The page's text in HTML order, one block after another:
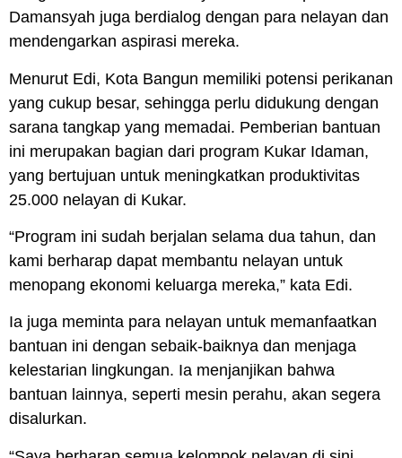
Damansyah juga berdialog dengan para nelayan dan
mendengarkan aspirasi mereka.
Menurut Edi, Kota Bangun memiliki potensi perikanan
yang cukup besar, sehingga perlu didukung dengan
sarana tangkap yang memadai. Pemberian bantuan
ini merupakan bagian dari program Kukar Idaman,
yang bertujuan untuk meningkatkan produktivitas
25.000 nelayan di Kukar.
“Program ini sudah berjalan selama dua tahun, dan
kami berharap dapat membantu nelayan untuk
menopang ekonomi keluarga mereka,” kata Edi.
Ia juga meminta para nelayan untuk memanfaatkan
bantuan ini dengan sebaik-baiknya dan menjaga
kelestarian lingkungan. Ia menjanjikan bahwa
bantuan lainnya, seperti mesin perahu, akan segera
disalurkan.